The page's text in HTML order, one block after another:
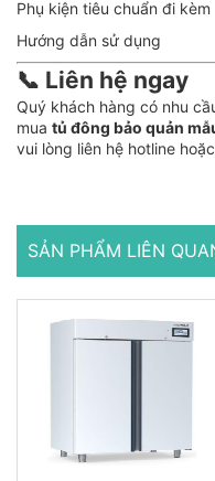
Phụ kiện tiêu chuẩn đi kèm
Hướng dẫn sử dụng
📞 Liên hệ ngay
Quý khách hàng có nhu
mua tủ đông bảo quản
vui lòng liên hệ hotline
SẢN PHẨM LIÊN